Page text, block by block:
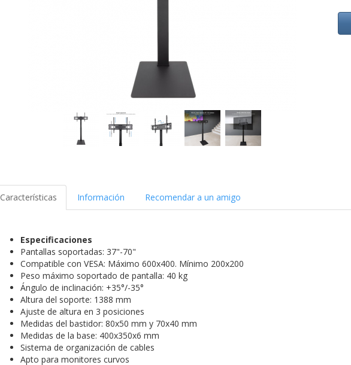
Características Información Recomendar a un amigo
Especificaciones
Pantallas soportadas: 37"-70"
Compatible con VESA: Máximo 600x400. Mínimo 200x200
Peso máximo soportado de pantalla: 40 kg
Ángulo de inclinación: +35°/-35°
Altura del soporte: 1388 mm
Ajuste de altura en 3 posiciones
Medidas del bastidor: 80x50 mm y 70x40 mm
Medidas de la base: 400x350x6 mm
Sistema de organización de cables
Apto para monitores curvos